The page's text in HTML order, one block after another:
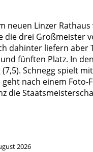
Linzer
drei Großmeister
dahinter liefern
fünften Platz. In
Schnegg spielt
nach einem
die
2026